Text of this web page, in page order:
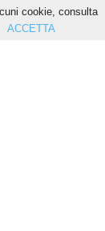
cookie, consulta
ACCETTA